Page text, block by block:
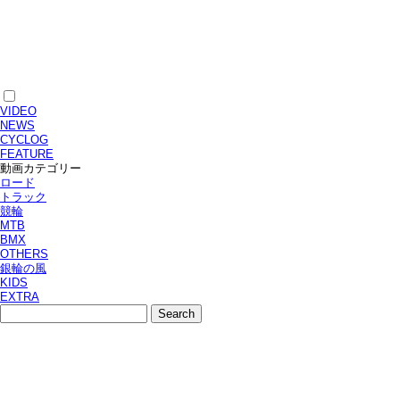
VIDEO
NEWS
CYCLOG
FEATURE
動画カテゴリー
ロード
トラック
競輪
MTB
BMX
OTHERS
銀輪の風
KIDS
EXTRA